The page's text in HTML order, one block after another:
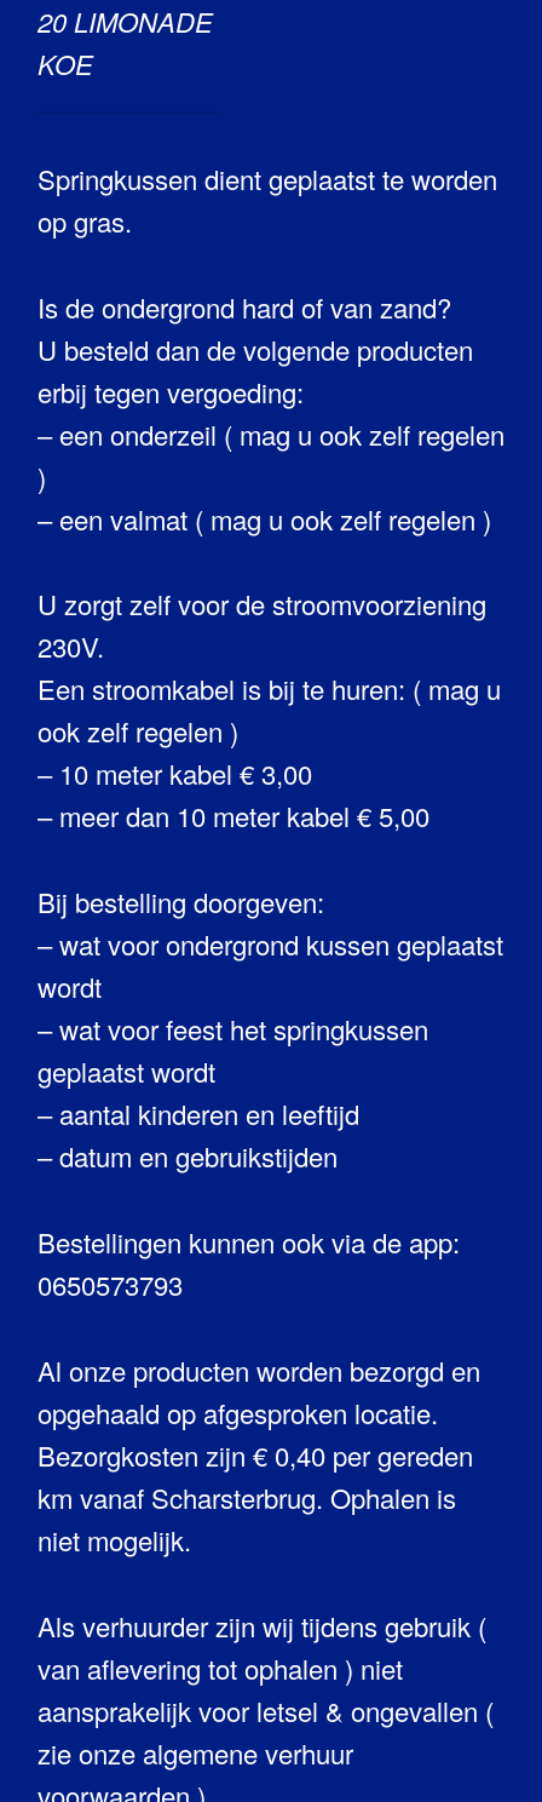
20 LIMONADE
KOE
Springkussen dient geplaatst te worden
op gras.
Is de ondergrond hard of van zand?
U besteld dan de volgende producten
erbij tegen vergoeding:
– een onderzeil ( mag u ook zelf regelen
)
– een valmat ( mag u ook zelf regelen )
U zorgt zelf voor de stroomvoorziening
230V.
Een stroomkabel is bij te huren: ( mag u
ook zelf regelen )
– 10 meter kabel € 3,00
– meer dan 10 meter kabel € 5,00
Bij bestelling doorgeven:
– wat voor ondergrond kussen geplaatst
wordt
– wat voor feest het springkussen
geplaatst wordt
– aantal kinderen en leeftijd
– datum en gebruikstijden
Bestellingen kunnen ook via de app:
0650573793
Al onze producten worden bezorgd en
opgehaald op afgesproken locatie.
Bezorgkosten zijn € 0,40 per gereden
km vanaf Scharsterbrug. Ophalen is
niet mogelijk.
Als verhuurder zijn wij tijdens gebruik (
van aflevering tot ophalen ) niet
aansprakelijk voor letsel & ongevallen (
zie onze algemene verhuur